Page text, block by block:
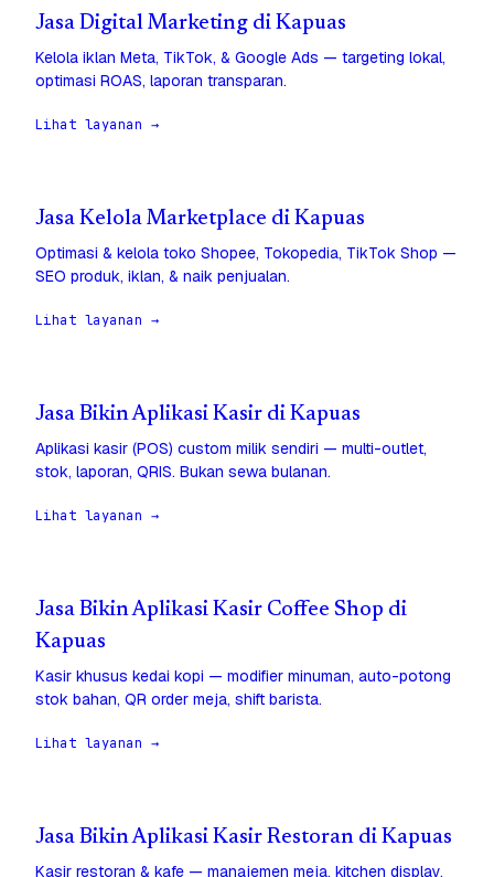
Jasa Digital Marketing di Kapuas
Kelola iklan Meta, TikTok, & Google Ads — targeting lokal,
optimasi ROAS, laporan transparan.
Lihat layanan →
Jasa Kelola Marketplace di Kapuas
Optimasi & kelola toko Shopee, Tokopedia, TikTok Shop —
SEO produk, iklan, & naik penjualan.
Lihat layanan →
Jasa Bikin Aplikasi Kasir di Kapuas
Aplikasi kasir (POS) custom milik sendiri — multi-outlet,
stok, laporan, QRIS. Bukan sewa bulanan.
Lihat layanan →
Jasa Bikin Aplikasi Kasir Coffee Shop di
Kapuas
Kasir khusus kedai kopi — modifier minuman, auto-potong
stok bahan, QR order meja, shift barista.
Lihat layanan →
Jasa Bikin Aplikasi Kasir Restoran di Kapuas
Kasir restoran & kafe — manajemen meja, kitchen display,